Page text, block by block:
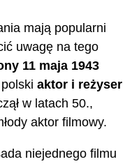
mają popularni
uwagę na tego
11 maja 1943
aktor i reżyser
w latach 50.,
aktor filmowy.
niejednego filmu